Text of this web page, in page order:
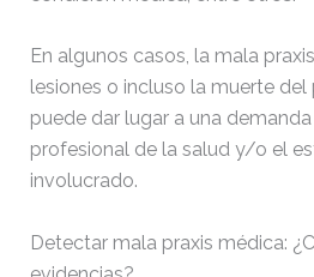
En algunos casos, la mala
lesiones o incluso la muerte del
puede dar lugar a una
profesional de la salud y/o el
involucrado.
Detectar mala praxis médica: